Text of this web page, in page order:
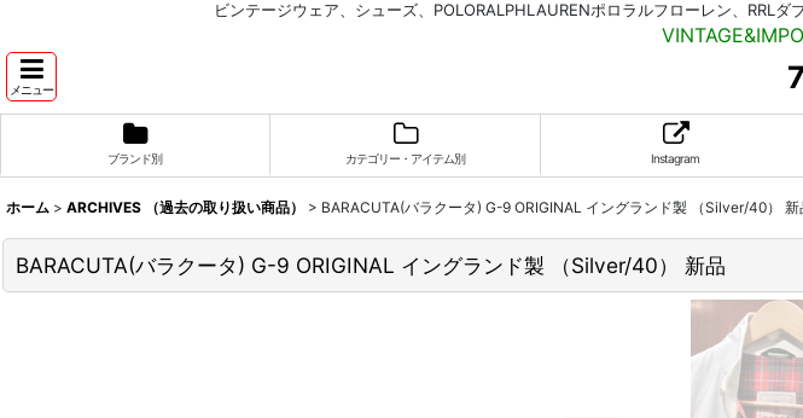
ビンテージウェア、シューズ、POLORALPHLAURENポロラルフローレン、RRL
メニュー
ブランド別 カテゴリー・アイテム別 Instagram
ホーム > ARCHIVES （過去の取り扱い商品） > BARACUTA(バラクータ) G-9 ORIGINAL イングランド製 （Silver/40） 新
BARACUTA(バラクータ) G-9 ORIGINAL イングランド製 （Silver/40） 新品